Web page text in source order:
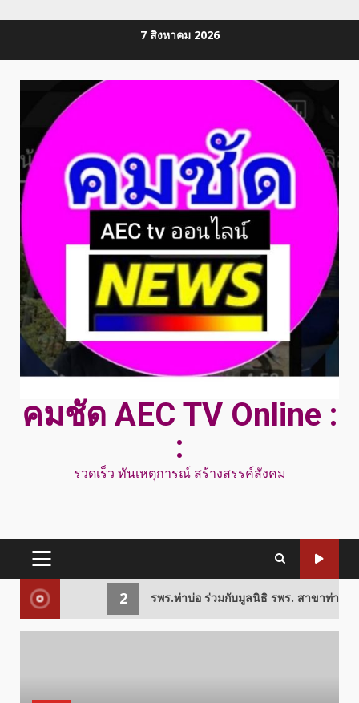
7 สิงหาคม 2026
คมชัด AEC TV Online :
:
รวดเร็ว ทันเหตุการณ์ สร้างสรรค์สังคม
PRIMARY
MENU
รพร.ท่าบ่อ ร่วมกับมูลนิธิ รพร. สาขาท่าบ่อ มอบบ้านโคร